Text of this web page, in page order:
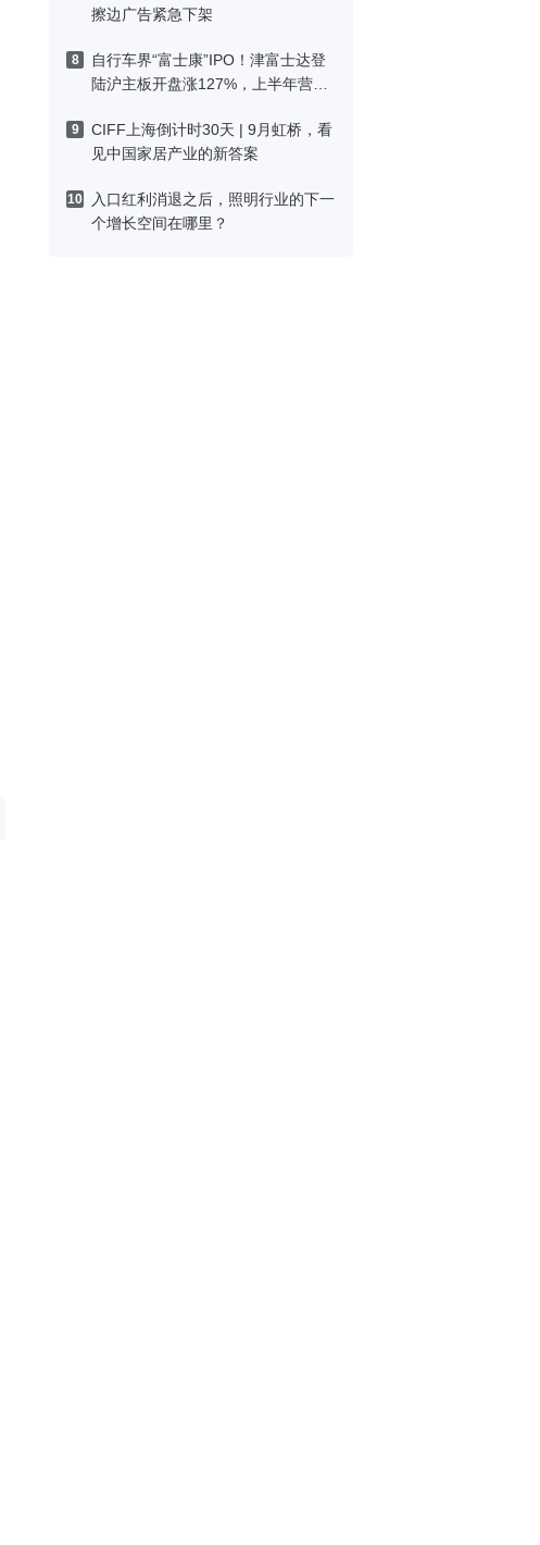
擦边广告紧急下架
8
自行车界“富士康”IPO！津富士达登
陆沪主板开盘涨127%，上半年营收
9
CIFF上海倒计时30天 | 9月虹桥，看
见中国家居产业的新答案
10
入口红利消退之后，照明行业的下一
个增长空间在哪里？